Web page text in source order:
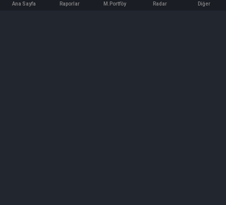
Ana Sayfa Raporlar M.Portföy Radar Diğer